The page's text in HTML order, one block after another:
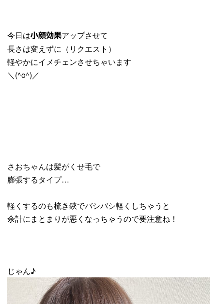
今日は小顔効果アップさせて
長さは変えずに（リクエスト）
軽やかにイメチェンさせちゃいます
＼(^o^)／
さおちゃんは髪がくせ毛で
膨張するタイプ…
軽くするのも梳き鋏でバシバシ軽くしちゃうと
余計にまとまりが悪くなっちゃうので要注意ね！
じゃん♪